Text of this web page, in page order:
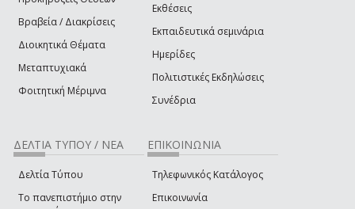
Βραβεία / Διακρίσεις
Διοικητικά Θέματα
Μεταπτυχιακά
Φοιτητική Μέριμνα
Εκθέσεις
Εκπαιδευτικά σεμινάρια
Ημερίδες
Πολιτιστικές Εκδηλώσεις
Συνέδρια
ΔΕΛΤΙΑ ΤΥΠΟΥ / ΝΕΑ
Δελτία Τύπου
Το πανεπιστήμιο στην
ΕΠΙΚΟΙΝΩΝΙΑ
Τηλεφωνικός Κατάλογος
Επικοινωνία